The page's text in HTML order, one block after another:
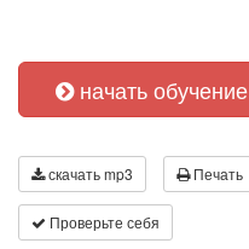
начать обучение
скачать mp3 Печать
Проверьте себя